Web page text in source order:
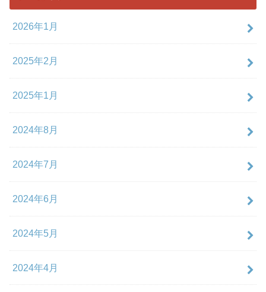
2026年1月
2025年2月
2025年1月
2024年8月
2024年7月
2024年6月
2024年5月
2024年4月